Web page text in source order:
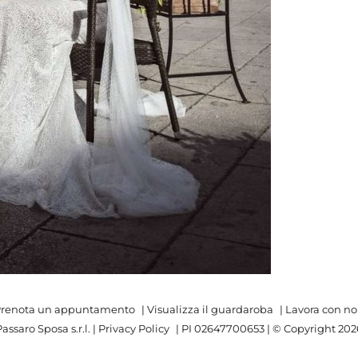
un appuntamento | Visualizza il guardaroba | Lavora con
Sposa s.r.l. | Privacy Policy | PI 02647700653 | © Copyright